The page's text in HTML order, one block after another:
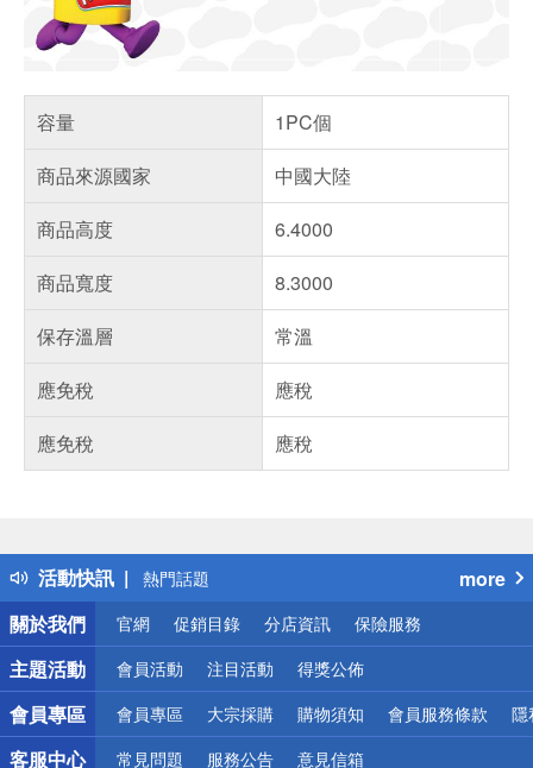
容量
1PC個
商品來源國家
中國大陸
商品高度
6.4000
商品寬度
8.3000
保存溫層
常溫
應免稅
應稅
應免稅
應稅
活動快訊
得獎公告
熱門話題
銀行優惠
偏遠地區配送
詐騙網頁！請小心！
more
關於我們
官網 促銷目錄 分店資訊 保險服務
主題活動 會員活動 注目活動 得獎公佈
會員專區 會員專區 大宗採購 購物須知 會員服務條款 隱
客服中心 常見問題 服務公告 意見信箱